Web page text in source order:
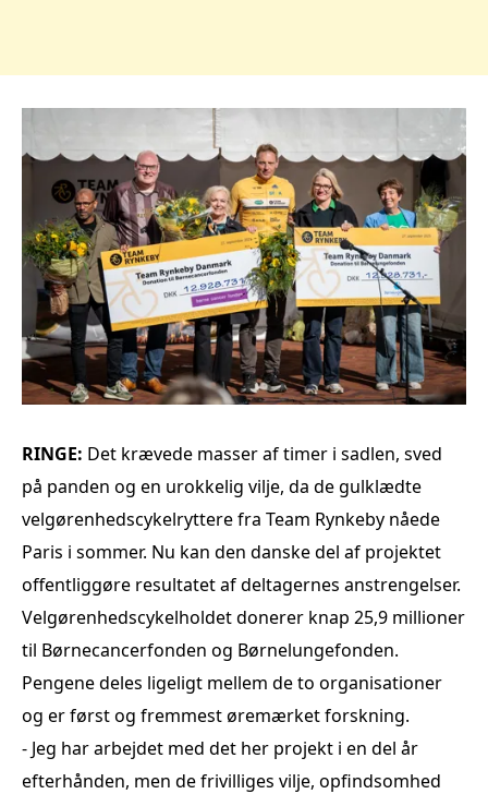
RINGE: Det krævede masser af timer i sadlen, sved
på panden og en urokkelig vilje, da de gulklædte
velgørenhedscykelryttere fra Team Rynkeby nåede
Paris i sommer. Nu kan den danske del af projektet
offentliggøre resultatet af deltagernes anstrengelser.
Velgørenhedscykelholdet donerer knap 25,9 millioner
til Børnecancerfonden og Børnelungefonden.
Pengene deles ligeligt mellem de to organisationer
og er først og fremmest øremærket forskning.
- Jeg har arbejdet med det her projekt i en del år
efterhånden, men de frivilliges vilje, opfindsomhed